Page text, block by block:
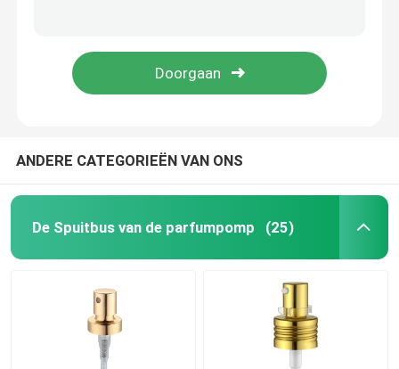
De Pomp van de lotionautomaat
Middel om nagellak te verwijderenpomp
ANDERE CATEGORIEËN VAN ONS
De Spuitbus van de parfumpomp (25)